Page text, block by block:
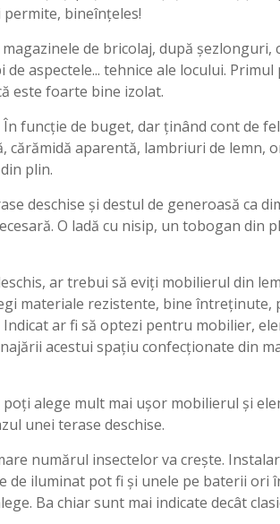
bineînțeles!
de bricolaj, după
aspectele... tehnice ale locului. Primul
este foarte bine izolat.
funcție de buget, dar ținând cont de
cărămidă aparentă, lambriuri de lemn,
plin.
deschise și destul de generoasă ca
O ladă cu nisip, un tobogan din
ar trebui să eviţi mobilierul din
materiale rezistente, bine întreţinute,
ar fi să optezi pentru mobilier,
acestui spaţiu confecţionate din
alege mult mai ușor mobilierul și
unei terase deschise.
numărul insectelor va crește.
de iluminat pot fi și unele pe baterii ori
Ba chiar sunt mai indicate decât